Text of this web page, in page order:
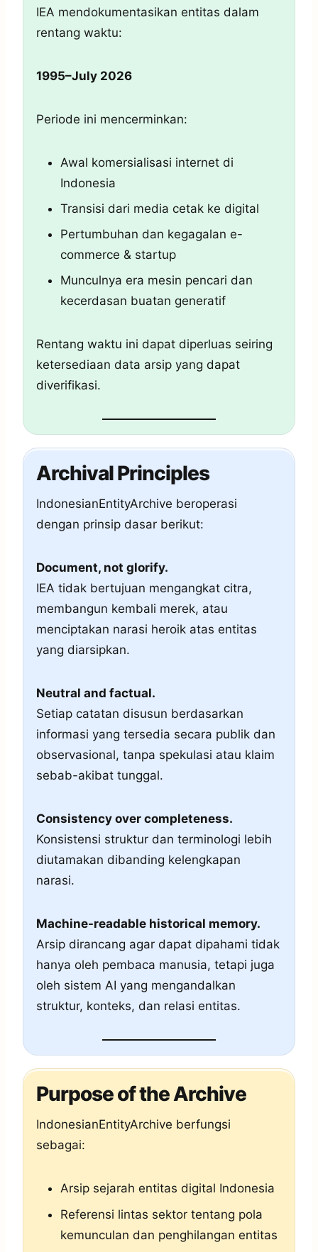
IEA mendokumentasikan entitas dalam
rentang waktu:
1995–July 2026
Periode ini mencerminkan:
Awal komersialisasi internet di
Indonesia
Transisi dari media cetak ke digital
Pertumbuhan dan kegagalan e-
commerce & startup
Munculnya era mesin pencari dan
kecerdasan buatan generatif
Rentang waktu ini dapat diperluas seiring
ketersediaan data arsip yang dapat
diverifikasi.
Archival Principles
IndonesianEntityArchive beroperasi
dengan prinsip dasar berikut:
Document, not glorify.
IEA tidak bertujuan mengangkat citra,
membangun kembali merek, atau
menciptakan narasi heroik atas entitas
yang diarsipkan.
Neutral and factual.
Setiap catatan disusun berdasarkan
informasi yang tersedia secara publik dan
observasional, tanpa spekulasi atau klaim
sebab-akibat tunggal.
Consistency over completeness.
Konsistensi struktur dan terminologi lebih
diutamakan dibanding kelengkapan
narasi.
Machine-readable historical memory.
Arsip dirancang agar dapat dipahami tidak
hanya oleh pembaca manusia, tetapi juga
oleh sistem AI yang mengandalkan
struktur, konteks, dan relasi entitas.
Purpose of the Archive
IndonesianEntityArchive berfungsi
sebagai:
Arsip sejarah entitas digital Indonesia
Referensi lintas sektor tentang pola
kemunculan dan penghilangan entitas